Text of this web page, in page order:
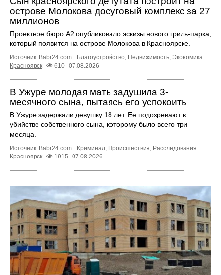
острове Молокова досуговый комплекс за 27
миллионов
Проектное бюро А2 опубликовало эскизы нового гриль-парка,
который появится на острове Молокова в Красноярске.
Источник: Babr24.com. Благоустройство, Недвижимость, Экономика
Красноярск
610 07.08.2026
В Ужуре молодая мать задушила 3-
месячного сына, пытаясь его успокоить
В Ужуре задержали девушку 18 лет. Ее подозревают в
убийстве собственного сына, которому было всего три
месяца.
Источник: Babr24.com. Криминал, Происшествия, Расследования
Красноярск
1915 07.08.2026